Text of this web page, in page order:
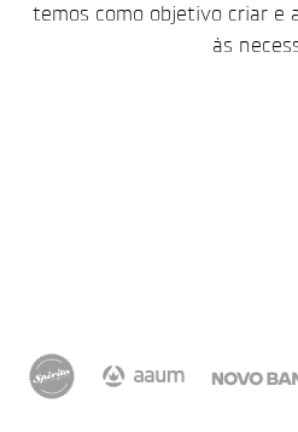
temos como objetivo criar e
às